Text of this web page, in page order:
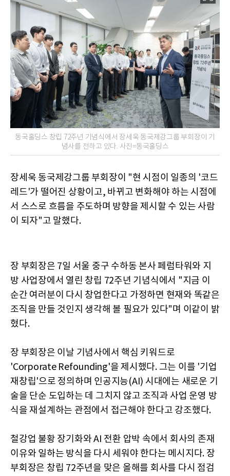
동국홀딩스 창립 72주년 기념식에서 장세욱 동국제강그룹 부회장이 기
념사를 전하고 있다. 사진=동국홀딩스
장세욱 동국제강그룹 부회장이 "현 시점이 일종의 '코드
레드'가 떨어진 상황이고, 바뀌고 변화해야 하는 시점에
서 스스로 흐름을 주도하며 방향을 제시할 수 있는 사람
이 되자"고 말했다.
장 부회장은 7일 서울 중구 수하동 본사 페럼타워와 지
방 사업장에서 열린 창립 72주년 기념식에서 "지금 이
순간 여러분이 다시 창업한다고 가정하면 현재와 똑같은
조직을 만들 것인지 생각해 볼 필요가 있다"며 이같이 밝
혔다.
장 부회장은 이날 기념사에서 핵심 키워드로
'Corporate Refounding'을 제시했다. 그는 이를 '기업
재창립'으로 정의하며 인공지능(AI) 시대에는 새로운 기
술을 단순 도입하는 데 그치지 않고 조직과 사업 운영 방
식을 재설계하는 관점에서 접근해야 한다고 강조했다.
철강업 불황 장기화와 AI 전환 압박 속에서 회사의 존재
이유와 일하는 방식을 다시 세워야 한다는 메시지다. 장
부회장은 창립 72주년을 맞은 올해를 회사를 다시 점검